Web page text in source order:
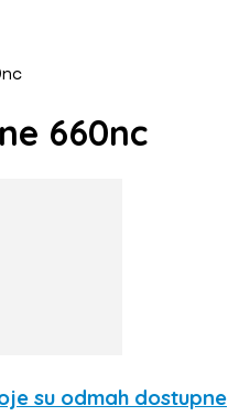
660nc
su odmah dostupne